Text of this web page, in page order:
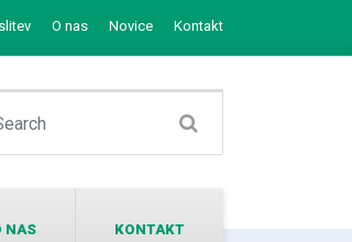
O nas Novice Kontakt
NAS KONTAKT